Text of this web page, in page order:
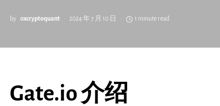
by 0xcryptoquant 2024 年 7 月 10 日 1 minute read
Gate.io 介绍